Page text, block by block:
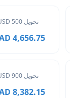
تحويل 500 USD
4,656.75 MAD
تحويل 900 USD
8,382.15 MAD